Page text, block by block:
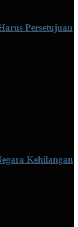
Persetujuan
Kehilangan